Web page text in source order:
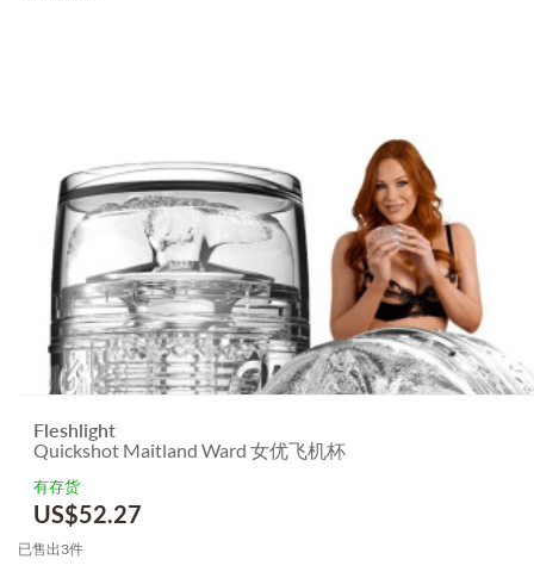
Fleshlight
Quickshot Maitland Ward 女优飞机杯
有存货
US$52.27
已售出3件